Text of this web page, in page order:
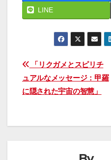
LINE
投
稿
ビ
「リクガメとスピリチ
ュアルなメッセージ：甲羅
に隠された宇宙の智慧」